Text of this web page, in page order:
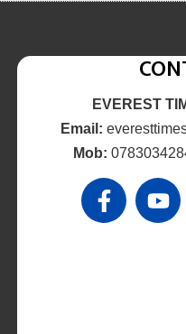
EVEREST
Email:
Mob: